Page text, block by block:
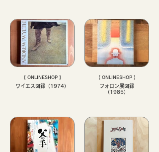
【 ONLINESHOP 】
ワイエス図録（1974）
【 ONLINESHOP 】
フォロン展図録
（1985）